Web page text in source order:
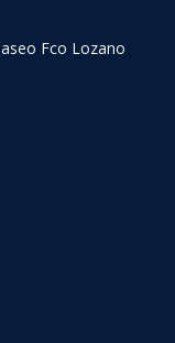
Fco Lozano